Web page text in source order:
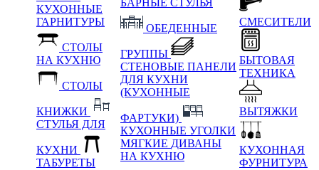
КУХОННЫЕ
ГАРНИТУРЫ
СТОЛЫ
НА КУХНЮ
СТОЛЫ
КНИЖКИ
СТУЛЬЯ ДЛЯ
КУХНИ
ТАБУРЕТЫ
БАРНЫЕ СТУЛЬЯ
ОБЕДЕННЫЕ
ГРУППЫ
СТЕНОВЫЕ ПАНЕЛИ
ДЛЯ КУХНИ
(КУХОННЫЕ
ФАРТУКИ)
КУХОННЫЕ УГОЛКИ
МЯГКИЕ ДИВАНЫ
НА КУХНЮ
СМЕСИТЕЛИ
БЫТОВАЯ
ТЕХНИКА
ВЫТЯЖКИ
КУХОННАЯ
ФУРНИТУРА